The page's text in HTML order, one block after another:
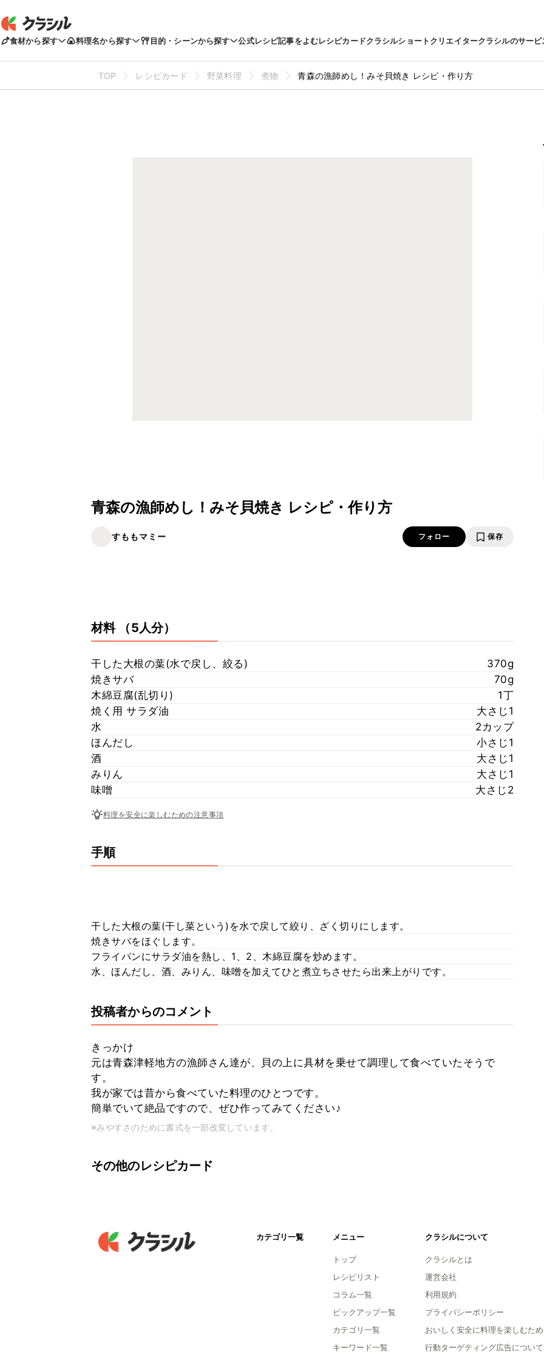
食材から探す 料理名から探す 目的・シーンから探す 公式レシピ記事をよむレシピカードクラシルショートクリエイタークラシルのサービ
TOP レシピカード 野菜料理 煮物 青森の漁師めし！みそ貝焼き レシピ・作り方
青森の漁師めし！みそ貝焼き レシピ・作り方
すももマミー フォロー 保存
材料 （5人分）
干した大根の葉(水で戻し、絞る)
370g
焼きサバ
70g
木綿豆腐(乱切り)
1丁
焼く用 サラダ油
大さじ1
水
2カップ
ほんだし
小さじ1
酒
大さじ1
みりん
大さじ1
味噌
大さじ2
料理を安全に楽しむための注意事項
手順
干した大根の葉(干し菜という)を水で戻して絞り、ざく切りにします。
焼きサバをほぐします。
フライパンにサラダ油を熱し、1、2、木綿豆腐を炒めます。
水、ほんだし、酒、みりん、味噌を加えてひと煮立ちさせたら出来上がりです。
投稿者からのコメント
きっかけ
元は青森津軽地方の漁師さん達が、貝の上に具材を乗せて調理して食べていたそうで
す。
我が家では昔から食べていた料理のひとつです。
簡単でいて絶品ですので、ぜひ作ってみてください♪
※みやすさのために書式を一部改変しています。
その他のレシピカード
カテゴリ一覧 メニュー
トップ
レシピリスト
コラム一覧
ピックアップ一覧
カテゴリ一覧
キーワード一覧
クラシルについて
クラシルとは
運営会社
利用規約
プライバシーポリシー
おいしく安全に料理を楽しむため
行動ターゲティング広告について